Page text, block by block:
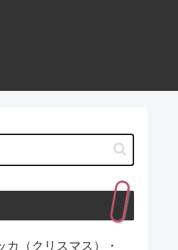
カ（クリスマス）・